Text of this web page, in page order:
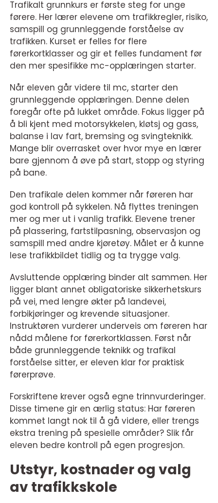
Trafikalt grunnkurs er første steg for unge
førere. Her lærer elevene om trafikkregler, risiko,
samspill og grunnleggende forståelse av
trafikken. Kurset er felles for flere
førerkortklasser og gir et felles fundament før
den mer spesifikke mc-opplæringen starter.
Når eleven går videre til mc, starter den
grunnleggende opplæringen. Denne delen
foregår ofte på lukket område. Fokus ligger på
å bli kjent med motorsykkelen, kløtsj og gass,
balanse i lav fart, bremsing og svingteknikk.
Mange blir overrasket over hvor mye en lærer
bare gjennom å øve på start, stopp og styring
på bane.
Den trafikale delen kommer når føreren har
god kontroll på sykkelen. Nå flyttes treningen
mer og mer ut i vanlig trafikk. Elevene trener
på plassering, fartstilpasning, observasjon og
samspill med andre kjøretøy. Målet er å kunne
lese trafikkbildet tidlig og ta trygge valg.
Avsluttende opplæring binder alt sammen. Her
ligger blant annet obligatoriske sikkerhetskurs
på vei, med lengre økter på landevei,
forbikjøringer og krevende situasjoner.
Instruktøren vurderer underveis om føreren har
nådd målene for førerkortklassen. Først når
både grunnleggende teknikk og trafikal
forståelse sitter, er eleven klar for praktisk
førerprøve.
Forskriftene krever også egne trinnvurderinger.
Disse timene gir en ærlig status: Har føreren
kommet langt nok til å gå videre, eller trengs
ekstra trening på spesielle områder? Slik får
eleven bedre kontroll på egen progresjon.
Utstyr, kostnader og valg
av trafikkskole